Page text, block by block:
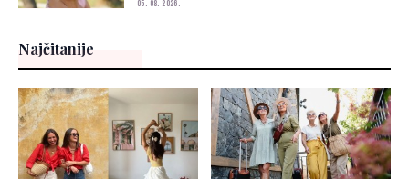
05. 08. 2026.
Najčitanije